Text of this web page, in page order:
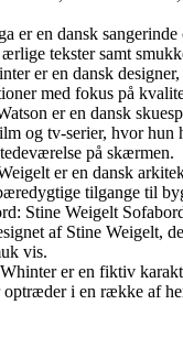
er en dansk
tekster samt
er en dansk designer,
med fokus på
er en dansk
og tv-serier, hvor hun
på skærmen.
er en dansk
tilgange til
Stine Weigelt
af Stine Weigelt,
vis.
er en fiktiv
optræder i en række af